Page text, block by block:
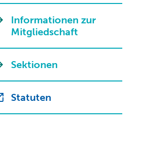
Informationen zur
Mitgliedschaft
Sektionen
Statuten